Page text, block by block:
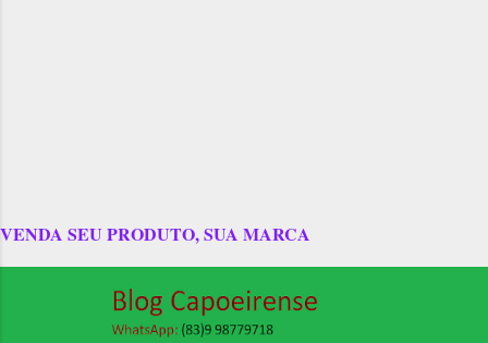
VENDA SEU PRODUTO, SUA MARCA